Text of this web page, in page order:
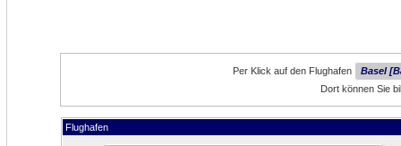
Per Klick auf den Flughafen
Basel
Dort können Sie
Flughafen